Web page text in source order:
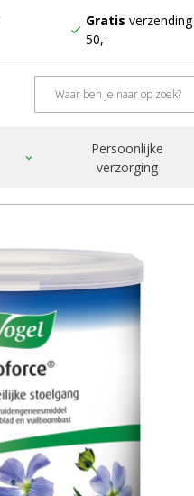
check
Gratis
50,-
expand_more
Persoonlijke
verzorging